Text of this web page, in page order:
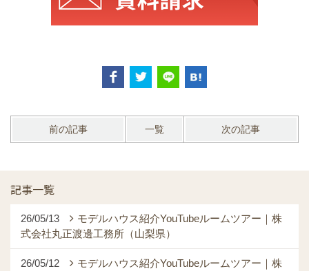
前の記事 一覧 次の記事
記事一覧
26/05/13
モデルハウス紹介YouTubeルームツアー｜株
式会社丸正渡邊工務所（山梨県）
26/05/12
モデルハウス紹介YouTubeルームツアー｜株